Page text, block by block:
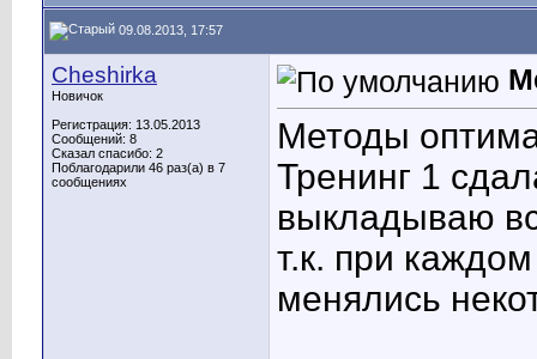
09.08.2013, 17:57
Cheshirka
Новичок
Регистрация: 13.05.2013
Сообщений: 8
Сказал спасибо: 2
Поблагодарили 46 раз(а) в 7
сообщениях
Методы
Тренинг 1
выкладываю
т.к. при
менялись